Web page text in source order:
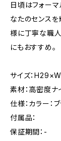
日頃はフォー
なたのセンスを
様に丁寧な職人
にもおすすめ。
サイズ：
素材：高密度ナ
仕様：カラー：
付属品：
保証期間：-